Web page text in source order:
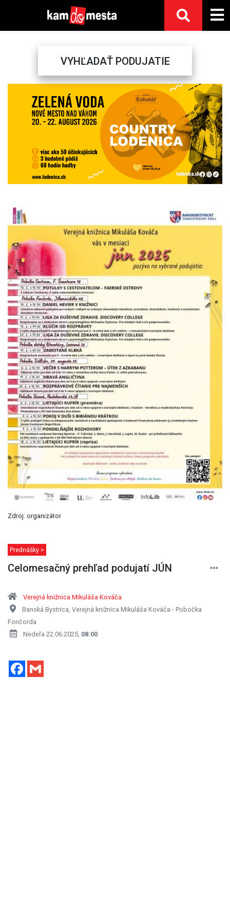
VYHĽADAŤ PODUJATIE
Next
Zdroj: organizátor
Prednášky >
Celomesačný prehľad podujatí JÚN
Verejná knižnica Mikuláša Kováča
Banská Bystrica, Verejná knižnica Mikuláša Kováča - Pobočka
Fončorda
Nedeľa 22.06.2025, 08:00
Facebook